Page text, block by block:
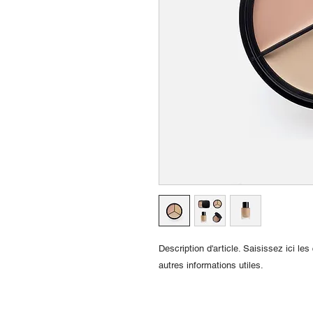
Description d'article. Saisissez ici
autres informations utiles.